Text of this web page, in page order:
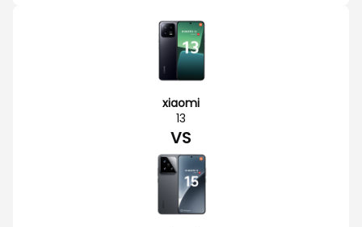
xiaomi
13
VS